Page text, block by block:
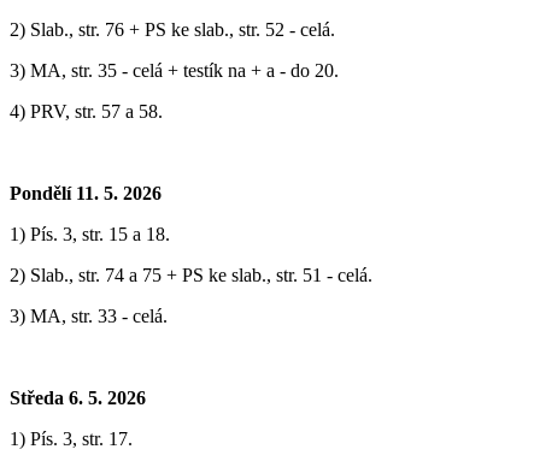
2) Slab., str. 76 + PS ke slab., str. 52 - celá.
3) MA, str. 35 - celá + testík na + a - do 20.
4) PRV, str. 57 a 58.
Pondělí 11. 5. 2026
1) Pís. 3, str. 15 a 18.
2) Slab., str. 74 a 75 + PS ke slab., str. 51 - celá.
3) MA, str. 33 - celá.
Středa 6. 5. 2026
1) Pís. 3, str. 17.